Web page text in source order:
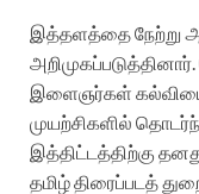
இத்தளத்தை நேற்று
இளைஞர்கள் கல்வியை
முயற்சிகளில்
இத்திட்டத்திற்கு
தமிழ் திரைப்படத்